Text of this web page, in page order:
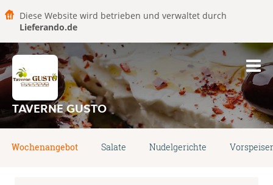
Diese Website wird betrieben und verwaltet durch
Lieferando.de
TAVERNE GUSTO
Wochenangebot Salate Nudelgerichte